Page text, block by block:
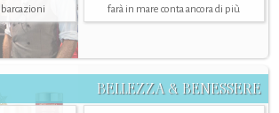
farà in mare conta ancora di più
BELLEZZA & BENESSERE